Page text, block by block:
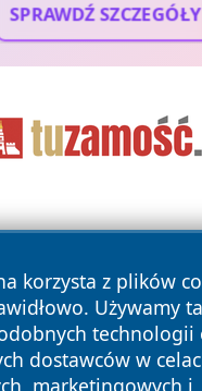
SPRAWDŹ SZCZEGÓŁY
korzysta z plików
Używamy
technologii
dostawców w
marketingowych i
czestochowanews.pl